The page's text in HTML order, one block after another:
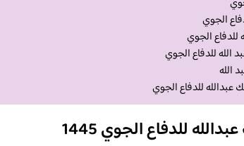
الجوي
الجوي
الله للدفاع الجوي
الله
عبدالله للدفاع الجوي
للدفاع الجوي 1445